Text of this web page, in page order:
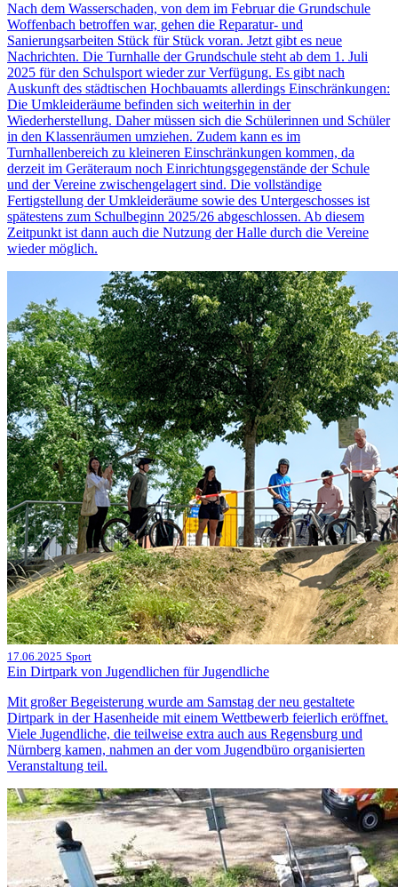
Nach dem Wasserschaden, von dem im Februar die Grundschule
Woffenbach betroffen war, gehen die Reparatur- und
Sanierungsarbeiten Stück für Stück voran. Jetzt gibt es neue
Nachrichten. Die Turnhalle der Grundschule steht ab dem 1. Juli
2025 für den Schulsport wieder zur Verfügung. Es gibt nach
Auskunft des städtischen Hochbauamts allerdings Einschränkungen:
Die Umkleideräume befinden sich weiterhin in der
Wiederherstellung. Daher müssen sich die Schülerinnen und Schüler
in den Klassenräumen umziehen. Zudem kann es im
Turnhallenbereich zu kleineren Einschränkungen kommen, da
derzeit im Geräteraum noch Einrichtungsgegenstände der Schule
und der Vereine zwischengelagert sind. Die vollständige
Fertigstellung der Umkleideräume sowie des Untergeschosses ist
spätestens zum Schulbeginn 2025/26 abgeschlossen. Ab diesem
Zeitpunkt ist dann auch die Nutzung der Halle durch die Vereine
wieder möglich.
17.06.2025 Sport
Ein Dirtpark von Jugendlichen für Jugendliche
Mit großer Begeisterung wurde am Samstag der neu gestaltete
Dirtpark in der Hasenheide mit einem Wettbewerb feierlich eröffnet.
Viele Jugendliche, die teilweise extra auch aus Regensburg und
Nürnberg kamen, nahmen an der vom Jugendbüro organisierten
Veranstaltung teil.